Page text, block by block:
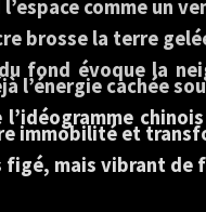
comme un
brosse la terre
fond évoque la
l’énergie cachée
immobilité et
figé, mais vibrant de